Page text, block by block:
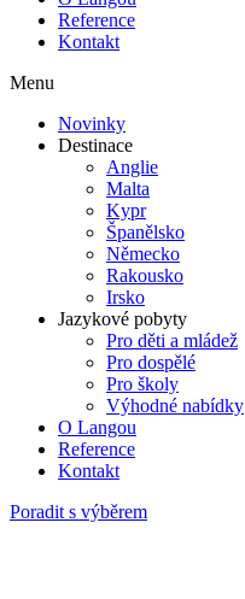
Reference
Kontakt
Menu
Novinky
Destinace
Anglie
Malta
Kypr
Španělsko
Německo
Rakousko
Irsko
Jazykové pobyty
Pro děti a mládež
Pro dospělé
Pro školy
Výhodné nabídky
O Langou
Reference
Kontakt
Poradit s výběrem